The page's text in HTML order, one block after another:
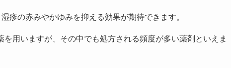
疹の赤みやかゆみを抑える効果が期待できます。
用いますが、その中でも処方される頻度が多い薬剤といえま